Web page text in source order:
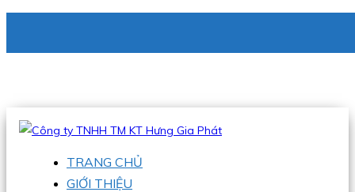
Hotline:0938 336 079
TRANG CHỦ
GIỚI THIỆU